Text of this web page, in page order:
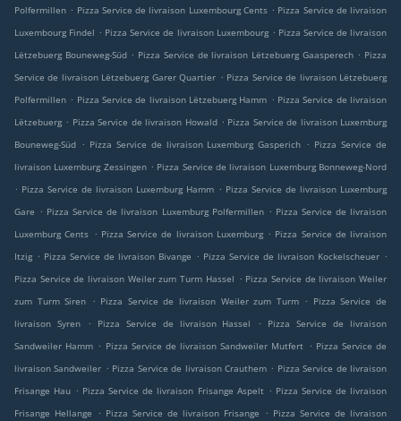
Polfermillen . Pizza Service de livraison Luxembourg Cents . Pizza Service de livraison
Luxembourg Findel . Pizza Service de livraison Luxembourg . Pizza Service de livraison
Lëtzebuerg Bouneweg-Süd . Pizza Service de livraison Lëtzebuerg Gaasperech . Pizza
Service de livraison Lëtzebuerg Garer Quartier . Pizza Service de livraison Lëtzebuerg
Polfermillen . Pizza Service de livraison Lëtzebuerg Hamm . Pizza Service de livraison
Lëtzebuerg . Pizza Service de livraison Howald . Pizza Service de livraison Luxemburg
Bouneweg-Süd . Pizza Service de livraison Luxemburg Gasperich . Pizza Service de
livraison Luxemburg Zessingen . Pizza Service de livraison Luxemburg Bonneweg-Nord
. Pizza Service de livraison Luxemburg Hamm . Pizza Service de livraison Luxemburg
Gare . Pizza Service de livraison Luxemburg Polfermillen . Pizza Service de livraison
Luxemburg Cents . Pizza Service de livraison Luxemburg . Pizza Service de livraison
Itzig . Pizza Service de livraison Bivange . Pizza Service de livraison Kockelscheuer .
Pizza Service de livraison Weiler zum Turm Hassel . Pizza Service de livraison Weiler
zum Turm Siren
. Pizza Service de livraison Weiler zum Turm . Pizza Service de
livraison Syren
. Pizza Service de livraison Hassel .
Pizza Service de livraison
Sandweiler Hamm . Pizza Service de livraison Sandweiler Mutfert . Pizza Service de
livraison Sandweiler . Pizza Service de livraison Crauthem . Pizza Service de livraison
Frisange Hau . Pizza Service de livraison Frisange Aspelt . Pizza Service de livraison
Frisange Hellange
. Pizza Service de livraison Frisange . Pizza Service de livraison